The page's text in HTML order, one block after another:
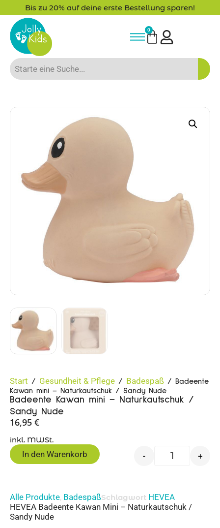
Bis zu 20% auf deine erste Bestellung sparen!
0
Start / Gesundheit & Pflege / Badespaß / Badeente
Kawan mini – Naturkautschuk / Sandy Nude
Badeente Kawan mini – Naturkautschuk /
Sandy Nude
16,95 €
inkl. MWSt.
- +
In den Warenkorb
Alle Produkte, BadespaßSchlagwort HEVEA
HEVEA Badeente Kawan Mini – Naturkautschuk /
Sandy Nude